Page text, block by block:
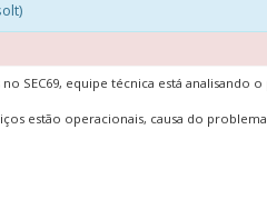
SEC69, equipe técnica está analisando
estão operacionais, causa do